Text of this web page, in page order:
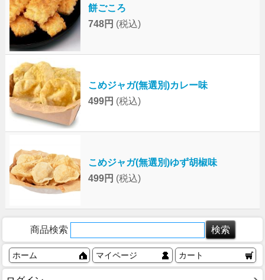
餅ごころ
748円 (税込)
こめジャガ(無選別)カレー味
499円 (税込)
こめジャガ(無選別)ゆず胡椒味
499円 (税込)
商品検索
ホーム マイページ カート